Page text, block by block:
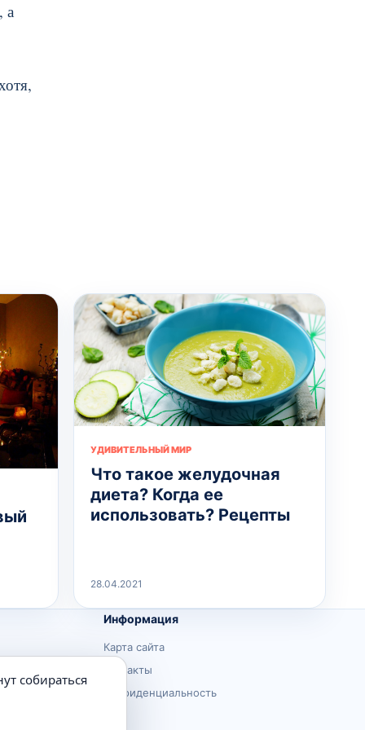
а
УДИВИТЕЛЬНЫЙ МИР
Что такое желудочная
диета? Когда ее
использовать? Рецепты
28.04.2021
Информация
Карта сайта
Контакты
Конфиденциальность
собираться